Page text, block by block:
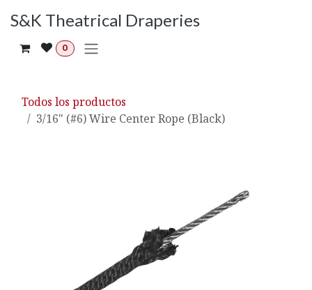
S&K Theatrical Draperies
0
Todos los productos
3/16" (#6) Wire Center Rope (Black)